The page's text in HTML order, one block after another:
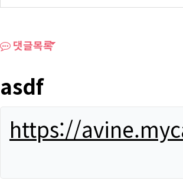
댓글목록
asdf
https://